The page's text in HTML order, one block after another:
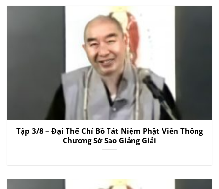
Tập 3/8 – Đại Thế Chí Bồ Tát Niệm Phật Viên Thông
Chương Sớ Sao Giảng Giải